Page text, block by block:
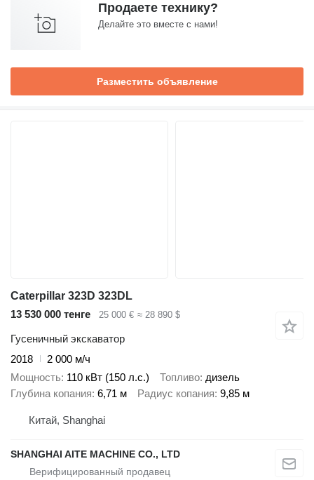
Продаете технику?
Делайте это вместе с нами!
Разместить объявление
Caterpillar 323D 323DL
13 530 000 тенге
25 000 € ≈ 28 890 $
Гусеничный экскаватор
2018
2 000 м/ч
Мощность 110 кВт (150 л.с.) Топливо дизель
Глубина копания 6,71 м Радиус копания 9,85 м
Китай, Shanghai
SHANGHAI AITE MACHINE CO., LTD